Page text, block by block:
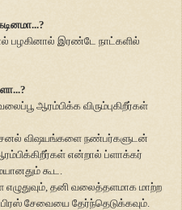
இரண்டே நாட்களில்
ஆரம்பிக்க விரும்புகிறீர்கள்
விஷயங்களை நண்பர்களுடன்
என்றால் ப்ளாக்கர்
கூட.
தனி வலைத்தளமாக மாற்ற
சேவையை தேர்ந்தெடுக்கவும்.